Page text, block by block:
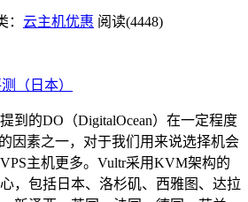
： 云主机优惠 阅读(4448)
（日本）
到的DO（DigitalOcean）在一定程度
因素之一，对于我们用来说选择机会
主机更多。Vultr采用KVM架构的
，包括日本、洛杉矶、西雅图、达拉